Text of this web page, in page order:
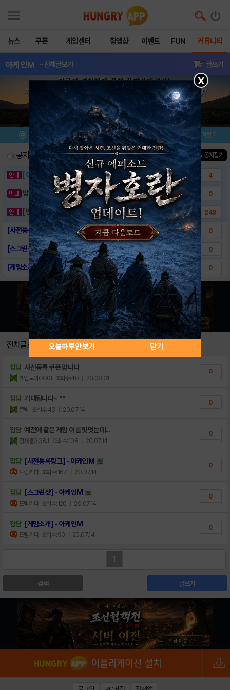
뉴스 쿠폰 게임센터 헝앱샵 이벤트 FUN 커뮤니티
아케인M - 전체글보기 글쓰기
메뉴 이벤트/미션 설치/평가 즐겨찾기
공지사항 진행중인 이벤트0건 ▲ 공지접기
[이벤트] 웃음으로 매일매일 해피! 유머 게시.. 4
밥알이의 헝앱통신 ⑲ “밥알이, 드디어 멀티를.. 0
[안내] 헝그리앱 필수 상식! 밥알 획득 안내.. 248
[사전등록링크] - 아케인M 0
[스크린샷] - 아케인M 0
[게임소개] - 아케인M 0
전체글보기
잡담 사전등록 쿠폰 팝니다
레인보의GG0I 조회수:40 | 20.08.01
0
잡담 기대됩니다~ ^^
큰벽 조회수:43 | 20.07.14
0
잡담 예전에 같은 게임 이름 잇엇는데...
정재훈GG8J 조회수:108 | 20.07.14
0
잡담 [사전등록링크] - 아케인M
드림키퍼 조회수:167 | 20.07.14
0
잡담 [스크린샷] - 아케인M
드림키퍼 조회수:120 | 20.07.14
0
잡담 [게임소개] - 아케인M
드림키퍼 조회수:90 | 20.07.14
0
1
검색 글쓰기
X
오늘하루 안보기 닫기